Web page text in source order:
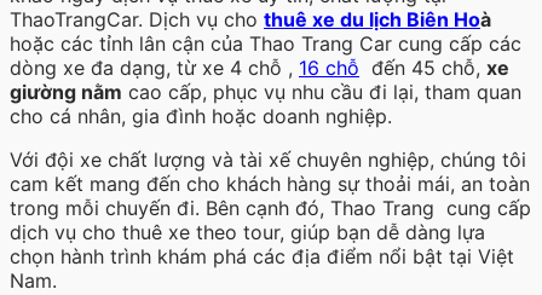
ThaoTrangCar. Dịch vụ cho thuê xe du lịch Biên Hoà
hoặc các tỉnh lân cận của Thao Trang Car cung cấp các
dòng xe đa dạng, từ xe 4 chỗ , 16 chỗ đến 45 chỗ, xe
giường nằm cao cấp, phục vụ nhu cầu đi lại, tham quan
cho cá nhân, gia đình hoặc doanh nghiệp.
Với đội xe chất lượng và tài xế chuyên nghiệp, chúng tôi
cam kết mang đến cho khách hàng sự thoải mái, an toàn
trong mỗi chuyến đi. Bên cạnh đó, Thao Trang cung cấp
dịch vụ cho thuê xe theo tour, giúp bạn dễ dàng lựa
chọn hành trình khám phá các địa điểm nổi bật tại Việt
Nam.